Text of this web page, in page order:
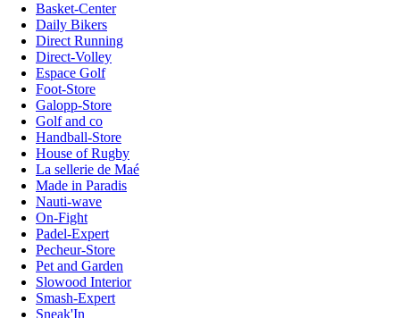
Basket-Center
Daily Bikers
Direct Running
Direct-Volley
Espace Golf
Foot-Store
Galopp-Store
Golf and co
Handball-Store
House of Rugby
La sellerie de Maé
Made in Paradis
Nauti-wave
On-Fight
Padel-Expert
Pecheur-Store
Pet and Garden
Slowood Interior
Smash-Expert
Sneak'In